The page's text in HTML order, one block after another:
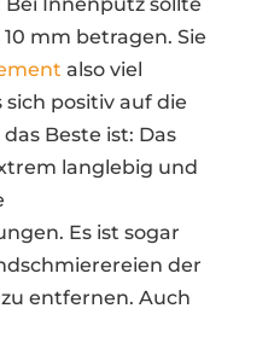
mm betragen. Sie
also viel
positiv auf die
Beste ist: Das
langlebig und
Es ist sogar
der
entfernen. Auch